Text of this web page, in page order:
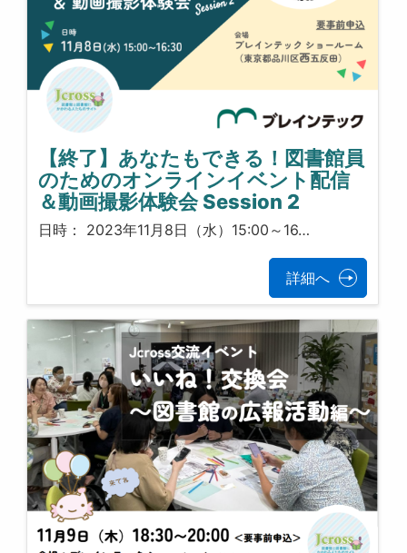
【終了】あなたもできる！図書館員
のためのオンラインイベント配信
＆動画撮影体験会 Session 2
日時： 2023年11月8日（水）15:00～16…
詳細へ